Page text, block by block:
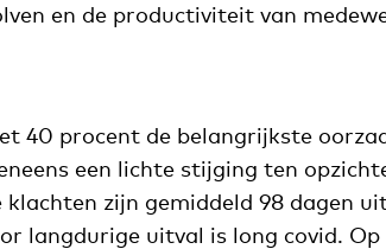
en de productiviteit van
40 procent de belangrijkste
een lichte stijging ten
zijn gemiddeld 98 dagen
langdurige uitval is long covid.